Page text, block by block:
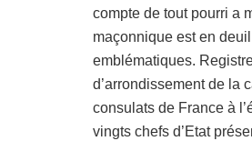
compte de tout pourri a
maçonnique est en
emblématiques.
d’arrondissement de la
consulats de France à
vingts chefs d’Etat